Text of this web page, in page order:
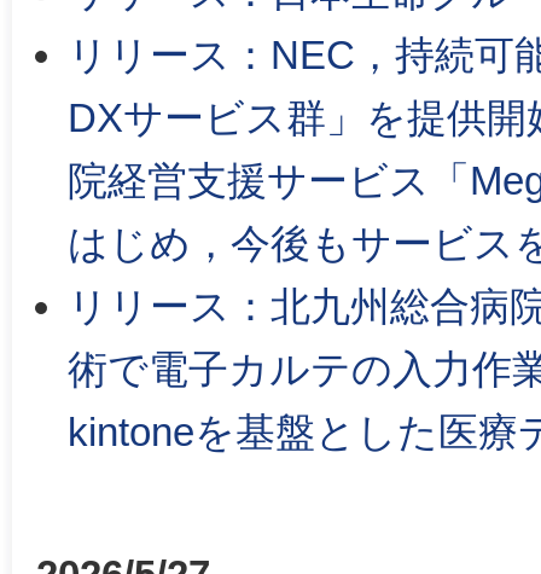
リリース：NEC，持続可
DXサービス群」を提供
院経営支援サービス「
はじめ，今後もサービス
リリース：北九州総合病
術で電子カルテの入力
kintoneを基盤とした医